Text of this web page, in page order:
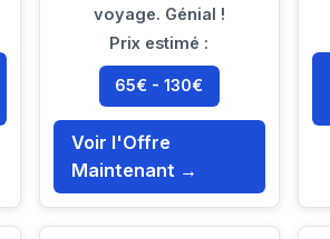
voyage. Génial !
Prix estimé :
65€ - 130€
Voir l'Offre
Maintenant →